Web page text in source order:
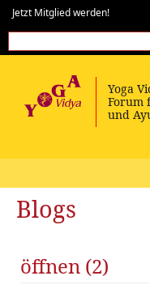
Jetzt Mitglied werden!
Blogs
öffnen (2)